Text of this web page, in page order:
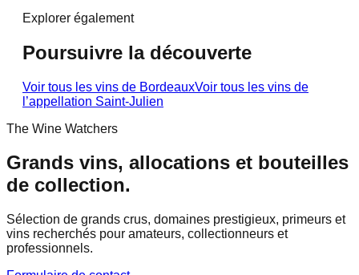
Explorer également
Poursuivre la découverte
Voir tous les vins de BordeauxVoir tous les vins de
l’appellation Saint-Julien
The Wine Watchers
Grands vins, allocations et bouteilles
de collection.
Sélection de grands crus, domaines prestigieux, primeurs et
vins recherchés pour amateurs, collectionneurs et
professionnels.